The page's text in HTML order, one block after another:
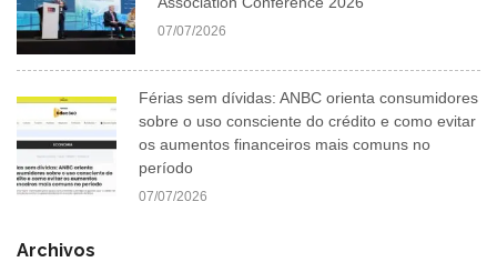
07/07/2026
Férias sem dívidas: ANBC orienta consumidores
sobre o uso consciente do crédito e como evitar
os aumentos financeiros mais comuns no
período
07/07/2026
Archivos